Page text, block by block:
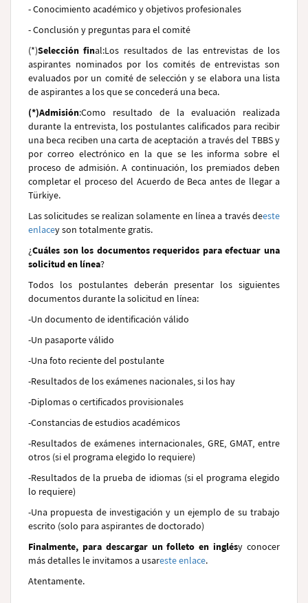
- Conocimiento académico y objetivos profesionales
- Conclusión y preguntas para el comité
(*)Selección final:Los resultados de las entrevistas de los
aspirantes nominados por los comités de entrevistas son
evaluados por un comité de selección y se elabora una lista
de aspirantes a los que se concederá una beca.
(*)Admisión:Como resultado de la evaluación realizada
durante la entrevista, los postulantes calificados para recibir
una beca reciben una carta de aceptación a través del TBBS y
por correo electrónico en la que se les informa sobre el
proceso de admisión. A continuación, los premiados deben
completar el proceso del Acuerdo de Beca antes de llegar a
Türkiye.
Las solicitudes se realizan solamente en línea a través deeste
enlacey son totalmente gratis.
¿Cuáles son los documentos requeridos para efectuar una
solicitud en línea?
Todos los postulantes deberán presentar los siguientes
documentos durante la solicitud en línea:
-Un documento de identificación válido
-Un pasaporte válido
-Una foto reciente del postulante
-Resultados de los exámenes nacionales, si los hay
-Diplomas o certificados provisionales
-Constancias de estudios académicos
-Resultados de exámenes internacionales, GRE, GMAT, entre
otros (si el programa elegido lo requiere)
-Resultados de la prueba de idiomas (si el programa elegido
lo requiere)
-Una propuesta de investigación y un ejemplo de su trabajo
escrito (solo para aspirantes de doctorado)
Finalmente, para descargar un folleto en inglésy conocer
más detalles le invitamos a usareste enlace.
Atentamente.